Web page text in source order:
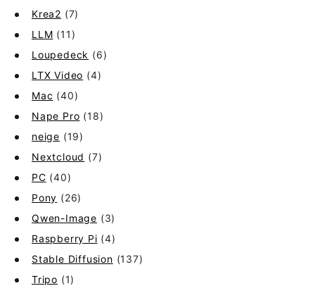
Krea2 (7)
LLM (11)
Loupedeck (6)
LTX Video (4)
Mac (40)
Nape Pro (18)
neige (19)
Nextcloud (7)
PC (40)
Pony (26)
Qwen-Image (3)
Raspberry Pi (4)
Stable Diffusion (137)
Tripo (1)